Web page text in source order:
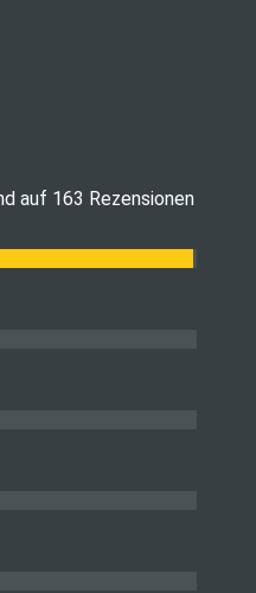
auf 163 Rezensionen